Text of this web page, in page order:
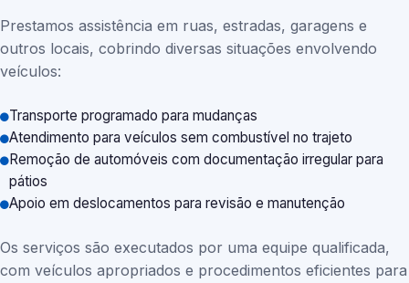
Prestamos assistência em ruas, estradas, garagens e
outros locais, cobrindo diversas situações envolvendo
veículos:
Transporte programado para mudanças
Atendimento para veículos sem combustível no trajeto
Remoção de automóveis com documentação irregular para
pátios
Apoio em deslocamentos para revisão e manutenção
Os serviços são executados por uma equipe qualificada,
com veículos apropriados e procedimentos eficientes para